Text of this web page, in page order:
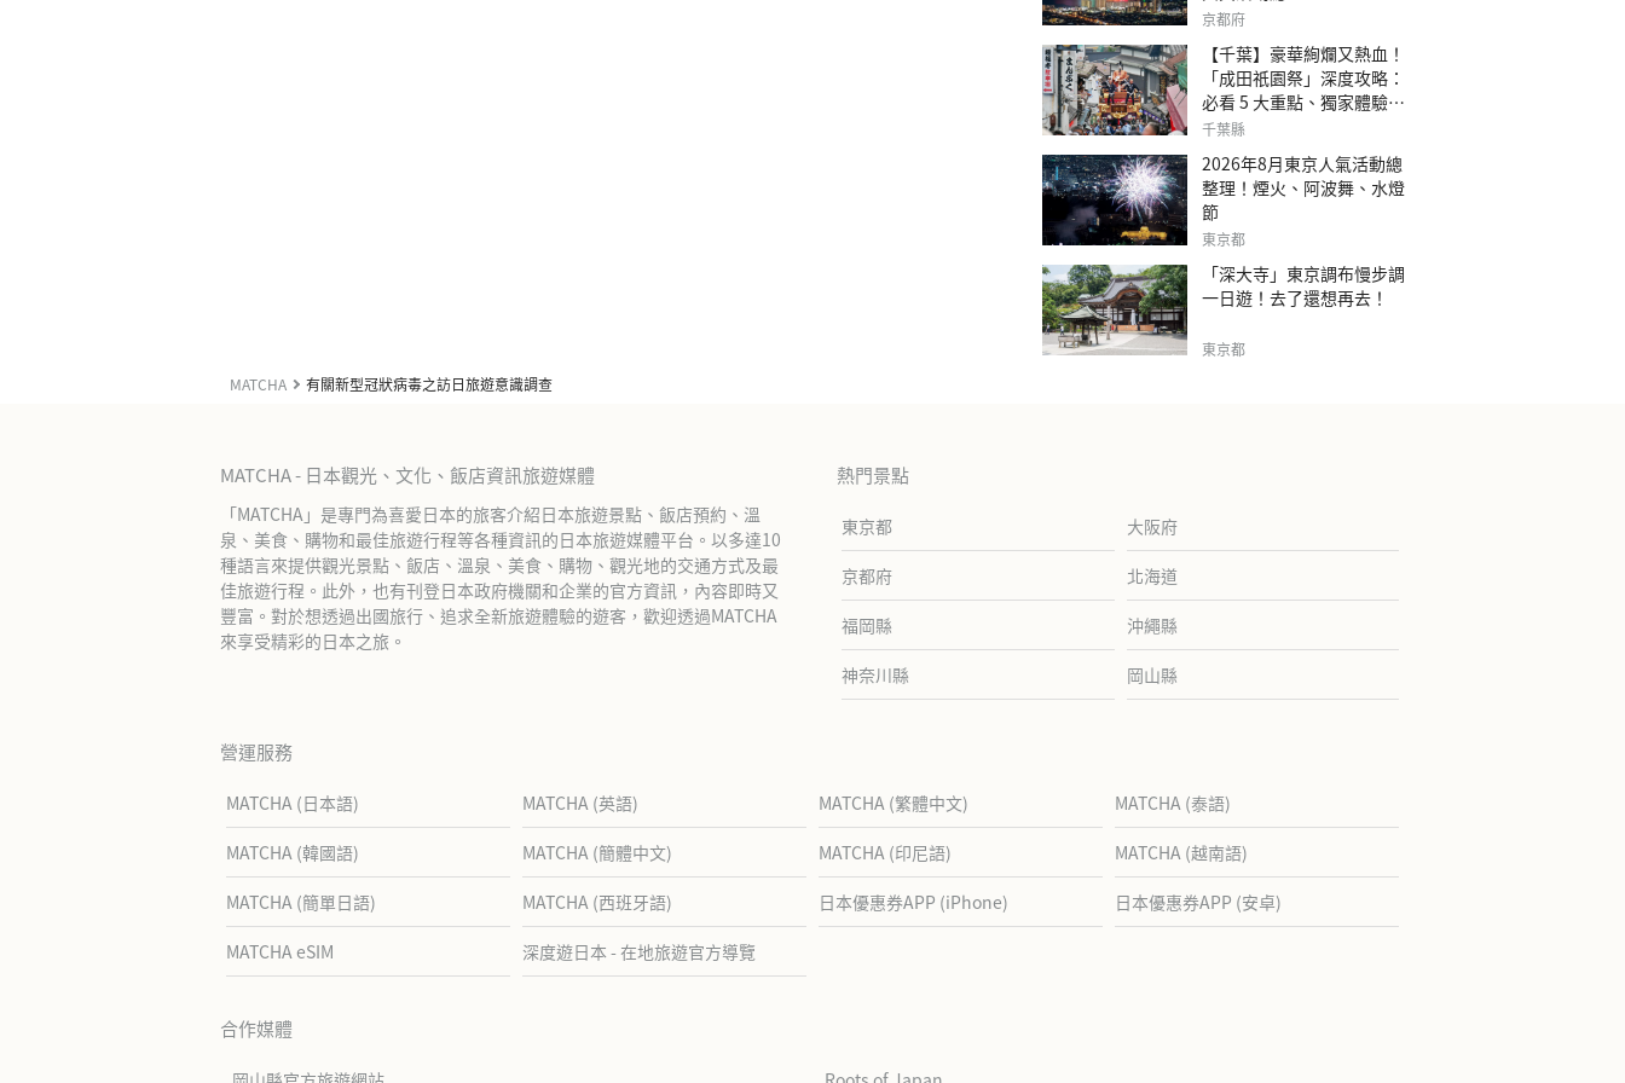
MATCHA 有關新型冠狀病毒之訪日旅遊意識調查
京都府
【千葉】豪華絢爛又熱血！
「成田祇園祭」深度攻略：
必看 5 大重點、獨家體驗指
南
千葉縣
2026年8月東京人氣活動總
整理！煙火、阿波舞、水燈
節
東京都
「深大寺」東京調布慢步調
一日遊！去了還想再去！
東京都
MATCHA - 日本觀光、文化、飯店資訊旅遊媒體
「MATCHA」是專門為喜愛日本的旅客介紹日本旅遊景點、飯店預約、溫
泉、美食、購物和最佳旅遊行程等各種資訊的日本旅遊媒體平台。以多達10
種語言來提供觀光景點、飯店、溫泉、美食、購物、觀光地的交通方式及最
佳旅遊行程。此外，也有刊登日本政府機關和企業的官方資訊，內容即時又
豐富。對於想透過出國旅行、追求全新旅遊體驗的遊客，歡迎透過MATCHA
來享受精彩的日本之旅。
熱門景點
東京都 大阪府
京都府 北海道
福岡縣 沖繩縣
神奈川縣 岡山縣
營運服務
MATCHA (日本語) MATCHA (英語) MATCHA (繁體中文) MATCHA (泰語)
MATCHA (韓國語) MATCHA (簡體中文) MATCHA (印尼語) MATCHA (越南語)
MATCHA (簡單日語) MATCHA (西班牙語) 日本優惠券APP (iPhone) 日本優惠券APP (安卓)
MATCHA eSIM 深度遊日本 - 在地旅遊官方導覽
合作媒體